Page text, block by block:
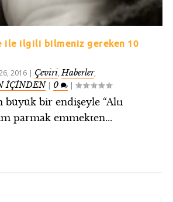
ile ilgili bilmeniz gereken 10
2016 | Çeviri,Haberler,
İÇİNDEN| 0 |
büyük bir endişeyle “Altı
parmak emmekten...